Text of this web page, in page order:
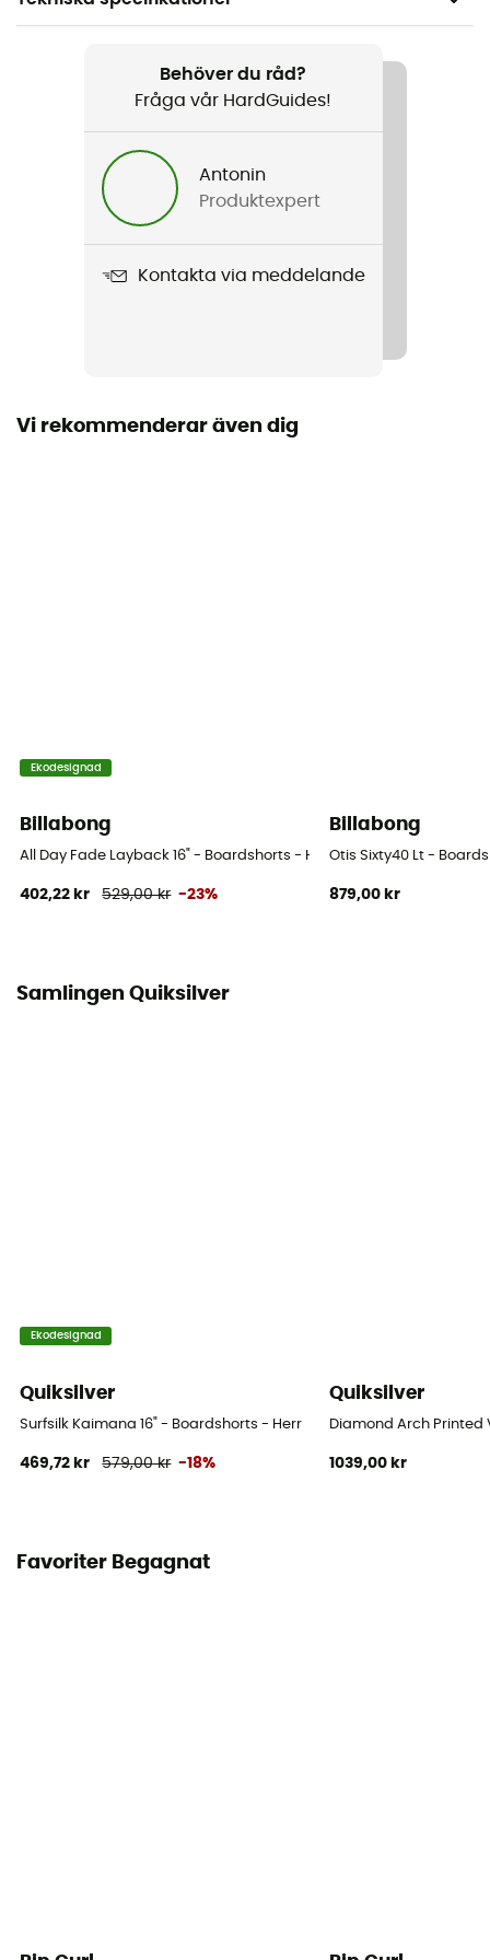
Surfa / Nautisk sport
Produktnamn
Typ av åtdragning
Behöver du råd?
Fråga vår HardGuides!
Antonin
Produktexpert
Kontakta via meddelande
Vi rekommenderar även dig
Ekodesignad
Billabong
All Day Fade Layback 16" - Boardshorts - Herr
402,22 kr 529,00 kr -23%
Billabong
Otis Sixty40 Lt -
879,00 kr
Samlingen Quiksilver
Ekodesignad
Quiksilver
Surfsilk Kaimana 16" - Boardshorts - Herr
469,72 kr 579,00 kr -18%
Quiksilver
Diamond Arch Printed
1039,00 kr
Favoriter Begagnat